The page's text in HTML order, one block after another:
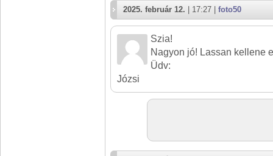
2025. február 12. | 17:27 | foto50
Szia!
Nagyon jó! Lassan kellene
Üdv:
Józsi